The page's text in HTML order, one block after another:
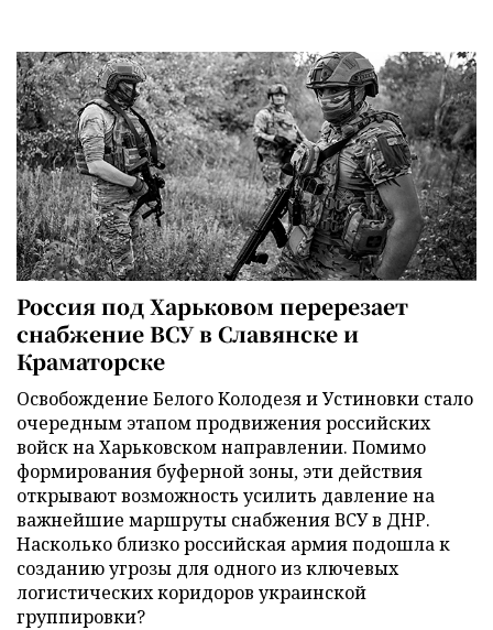
Россия под Харьковом перерезает
снабжение ВСУ в Славянске и
Краматорске
Освобождение Белого Колодезя и Устиновки стало
очередным этапом продвижения российских
войск на Харьковском направлении. Помимо
формирования буферной зоны, эти действия
открывают возможность усилить давление на
важнейшие маршруты снабжения ВСУ в ДНР.
Насколько близко российская армия подошла к
созданию угрозы для одного из ключевых
логистических коридоров украинской
группировки?